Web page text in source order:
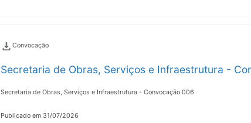
Convocação
Secretaria de Obras, Serviços e Infraestrutura -
Secretaria de Obras, Serviços e Infraestrutura - Convocação 006
Publicado em 31/07/2026